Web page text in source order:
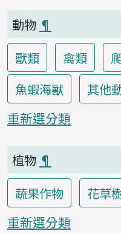
動物 ¶
獸類
禽類
魚蝦海獸
其他
重新選分類
植物 ¶
蔬果作物
花草
重新選分類